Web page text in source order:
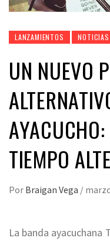
LANZAMIENTOS NOTICIAS
UN NUEVO
TIEMPO
Por Braigan Vega /
La banda